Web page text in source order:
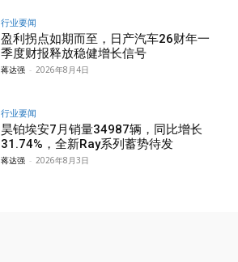
行业要闻
盈利拐点如期而至，日产汽车26财年一
季度财报释放稳健增长信号
蒋达强 - 2026年8月4日
行业要闻
昊铂埃安7月销量34987辆，同比增长
31.74%，全新Ray系列蓄势待发
蒋达强 - 2026年8月3日